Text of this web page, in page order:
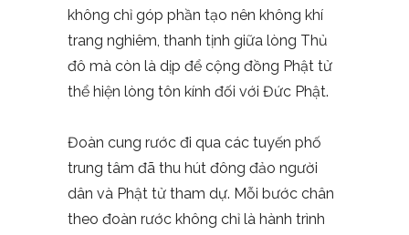
không chỉ góp phần tạo nên không khí
trang nghiêm, thanh tịnh giữa lòng Thủ
đô mà còn là dịp để cộng đồng Phật tử
thể hiện lòng tôn kính đối với Đức Phật.
Đoàn cung rước đi qua các tuyến phố
trung tâm đã thu hút đông đảo người
dân và Phật tử tham dự. Mỗi bước chân
theo đoàn rước không chỉ là hành trình